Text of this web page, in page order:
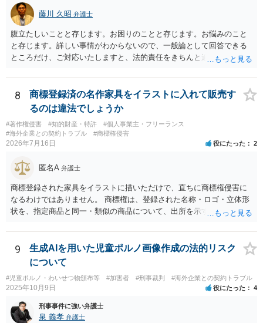
について日本と異なるルールが適用されている可能性があるからで
す。 https://www.cao.go.jp/consumer/doc/101126_shiryou3-2.pdf ４
頁（４）参照 そのため、違約金条項が設けられていなくても、すでに
一定の金員を語学学校側が負担する必要が生じている場合、語学学校
側が、 民法６５０条・656条の規定で、委任事務を処理するのに必要
と認められる費用・債務を負担したとして、費用償還をあなたに行う
可能性は排除しきれないと思われます。 そのため、１の回答として
は、ただちに支払うと明言する必要はありませんが、理屈付けによっ
てあなたに、費用償還を請求する可能性は排斥できないように思いま
す。 ２・次にエージェントに説明義務があるかどうかですか。まず、
エージェントとあなたの間に仲介契約等、何等かの契約が存在してい
なければ 債務不履行責任は問えません。残るは不法行為責任となりま
すが、語学留学の中途キャンセルで費用が発生することを、エージェ
ントが説明すべきなのか、語学学校側が説明すべきなのか、そしてそ
れが法的な義務となりえるのか、そこから争いになる可能性はあると
思います。 基本的には契約当事者があなたに説明するべきものと思
われます。 ３・いずれにしても、キャンセル規定などの説明を学校・
エージェントはしていないのですから、その点についての説明不備
は、こちらにとって大きな交渉材料になるところだと思われます。
藤川 久昭 弁護士
腹立たしいことと存じます。お困りのことと存じます。お悩みのこと
と存じます。詳しい事情がわからないので、一般論として回答できる
ところだけ、ご対応いたしますと、法的責任をきちんと追及されたい
に分析してもらい、今後の対応を検討するべきです。弁護士への直接
相談が良いと思います。なぜならば、法的にきちんと解明するため
に、良い知恵を得るには必要だからです。良い解決になりますよう祈
念しております。納得のいかないことは徹底的に解明しましょう！
8
商標登録済の名作家具をイラストに入れて販売す
るのは違法でしょうか
#著作権侵害 #知的財産・特許
#個人事業主・フリーランス
#海外企業との契約トラブル
#商標権侵害
2026年7月16日 役にたった 2
匿名A 弁護士
商標登録された家具をイラストに描いただけで、直ちに商標権侵害に
なるわけではありません。 商標権は、登録された名称・ロゴ・立体形
状を、指定商品と同一・類似の商品について、出所を示す表示として
て描くにとどまる場合は、通常、商標権侵害にはなりにくいと考えら
れます。 ただし、家具名や特徴的な形状を商品名・広告に大きく表示
し、公式商品やライセンス商品と誤認させる販売方法であれば、商標
権や不正競争防止法上の問題が生じ得ます。家具のデザインに著作権
が認められる場合は、著作権も別途問題となります。 無料のSNS投稿
やプレゼントでも、著作権侵害は成立し得ます。商標権については、
有料か無料かよりも、商標として使用しているかが重要です。 また、
日本の商標権は原則として日本国内にのみ効力を持ちます。外国で販
9
生成AIを用いた児童ポルノ画像作成の法的リスク
について
#児童ポルノ・わいせつ物頒布等 #加害者 #刑事裁判 #海外企業との契約トラブル
2025年10月9日 役にたった 4
刑事事件に強い弁護士
泉 義孝 弁護士